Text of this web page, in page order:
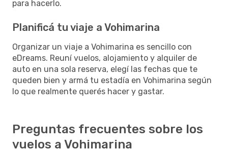
para hacerlo.
Planificá tu viaje a Vohimarina
Organizar un viaje a Vohimarina es sencillo con
eDreams. Reuní vuelos, alojamiento y alquiler de
auto en una sola reserva, elegí las fechas que te
queden bien y armá tu estadía en Vohimarina según
lo que realmente querés hacer y gastar.
Preguntas frecuentes sobre los
vuelos a Vohimarina